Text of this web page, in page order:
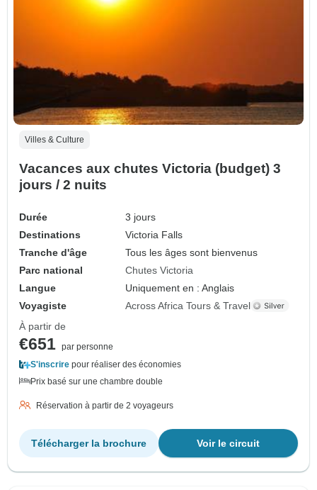
Villes & Culture
Vacances aux chutes Victoria (budget) 3
jours / 2 nuits
Durée
3 jours
Destinations
Victoria Falls
Tranche d'âge
Tous les âges sont bienvenus
Parc national
Chutes Victoria
Langue
Uniquement en : Anglais
Voyagiste
Across Africa Tours & Travel
À partir de
€651 par personne
S'inscrire pour réaliser des économies
Prix basé sur une chambre double
Réservation à partir de 2 voyageurs
Voir le circuit
Télécharger la brochure